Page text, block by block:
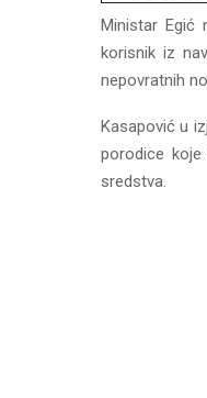
Ministar Egić
korisnik iz
nepovratnih
Kasapović u
porodice koje
sredstva.